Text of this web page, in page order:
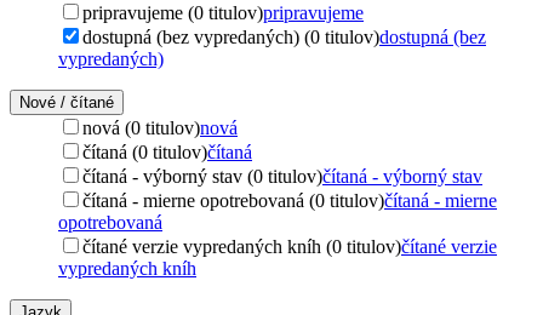
pripravujeme (0 titulov)pripravujeme
dostupná (bez vypredaných) (0 titulov)dostupná (bez
vypredaných)
Nové / čítané
nová (0 titulov)nová
čítaná (0 titulov)čítaná
čítaná - výborný stav (0 titulov)čítaná - výborný stav
čítaná - mierne opotrebovaná (0 titulov)čítaná - mierne
opotrebovaná
čítané verzie vypredaných kníh (0 titulov)čítané verzie
vypredaných kníh